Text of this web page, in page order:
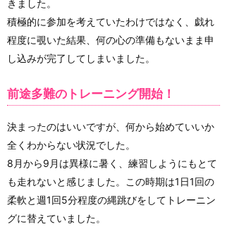
きました。
積極的に参加を考えていたわけではなく、戯れ
程度に覗いた結果、何の心の準備もないまま申
し込みが完了してしまいました。
前途多難のトレーニング開始！
決まったのはいいですが、何から始めていいか
全くわからない状況でした。
8月から9月は異様に暑く、練習しようにもとて
も走れないと感じました。この時期は1日1回の
柔軟と週1回5分程度の縄跳びをしてトレーニン
グに替えていました。